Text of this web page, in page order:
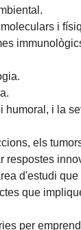
i
i la
els
d'estudi
que
per